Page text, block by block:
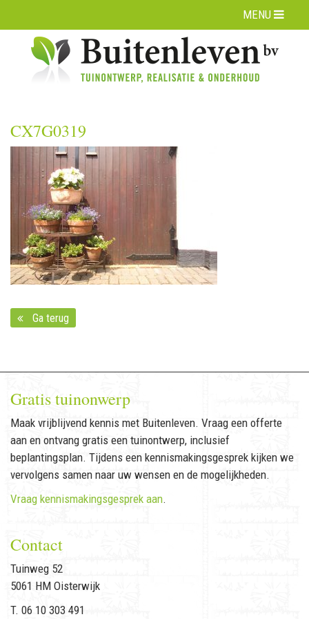
MENU
CX7G0319
Ga terug
Gratis tuinonwerp
Maak vrijblijvend kennis met Buitenleven. Vraag een offerte
aan en ontvang gratis een tuinontwerp, inclusief
beplantingsplan. Tijdens een kennismakingsgesprek kijken we
vervolgens samen naar uw wensen en de mogelijkheden.
Vraag kennismakingsgesprek aan.
Contact
Tuinweg 52
5061 HM Oisterwijk
T. 06 10 303 491